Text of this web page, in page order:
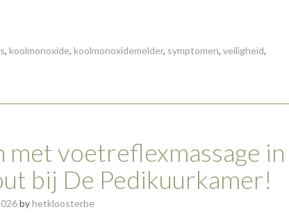
, koolmonoxide, koolmonoxidemelder, symptomen, veiligheid,
met voetreflexmassage in
bij De Pedikuurkamer!
byhetkloosterbe